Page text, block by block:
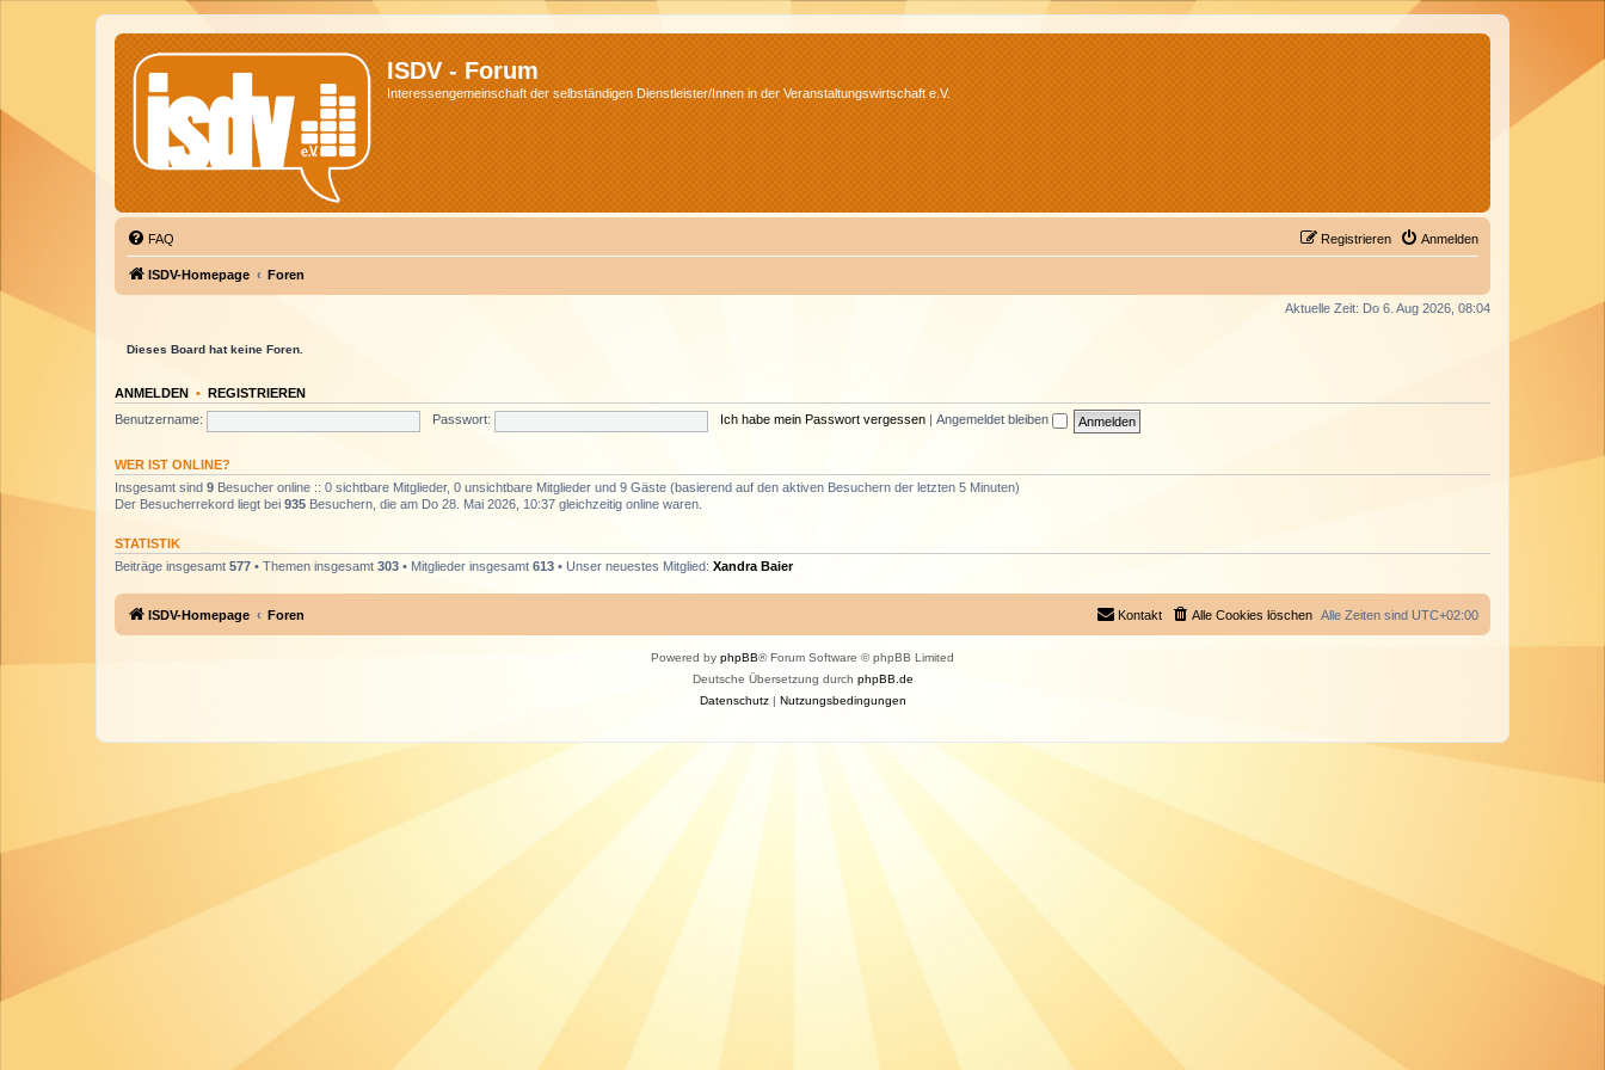
ISDV - Forum
Interessengemeinschaft der selbständigen Dienstleister/Innen in der Veranstaltungswirtschaft e.V.
FAQ Anmelden
Registrieren
ISDV-Homepage Foren
Aktuelle Zeit: Do 6. Aug 2026, 08:04
Dieses Board hat keine Foren.
ANMELDEN • REGISTRIEREN
Benutzername:
Passwort: Ich habe mein Passwort vergessen Angemeldet bleiben
WER IST ONLINE?
Insgesamt sind 9 Besucher online :: 0 sichtbare Mitglieder, 0 unsichtbare Mitglieder und 9 Gäste (basierend auf den aktiven Besuchern der letzten 5 Minuten)
Der Besucherrekord liegt bei 935 Besuchern, die am Do 28. Mai 2026, 10:37 gleichzeitig online waren.
STATISTIK
Beiträge insgesamt 577 • Themen insgesamt 303 • Mitglieder insgesamt 613 • Unser neuestes Mitglied: Xandra Baier
ISDV-Homepage Foren Alle Zeiten sind UTC+02:00
Alle Cookies löschen
Kontakt
Powered by phpBB® Forum Software © phpBB Limited
Deutsche Übersetzung durch phpBB.de
Datenschutz| Nutzungsbedingungen